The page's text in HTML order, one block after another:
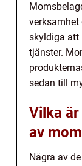
verksamhet
skyldiga att
tjänster.
sedan till
Vilka
av
Några av